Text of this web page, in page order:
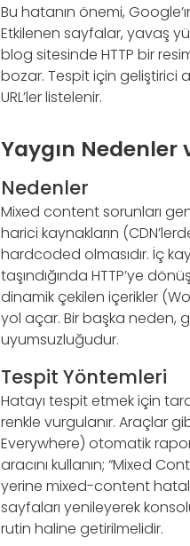
Bu hatanın önemi,
Etkilenen sayfalar, yavaş
blog sitesinde HTTP bir
bozar. Tespit için geliştirici
URL’ler listelenir.
Yaygın Nedenler
Nedenler
Mixed content sorunları
harici kaynakların
hardcoded olmasıdır. İç
taşındığında HTTP’ye
dinamik çekilen içerikler
yol açar. Bir başka neden,
uyumsuzluğudur.
Tespit Yöntemleri
Hatayı tespit etmek için
renkle vurgulanır. Araçlar
Everywhere) otomatik
aracını kullanın; “Mixed
yerine mixed-content
sayfaları yenileyerek
rutin haline getirilmelidir.